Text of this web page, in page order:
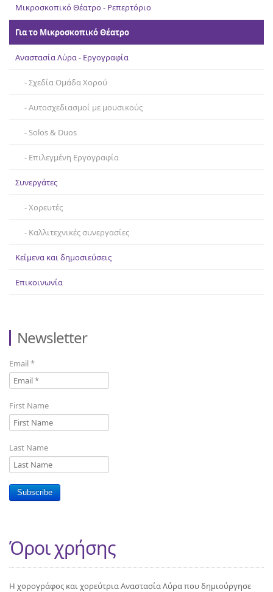
Μικροσκοπικό Θέατρο - Ρεπερτόριο
Για το Μικροσκοπικό Θέατρο
Αναστασία Λύρα - Εργογραφία
Σχεδία Ομάδα Χορού
Αυτοσχεδιασμοί με μουσικούς
Solos & Duos
Επιλεγμένη Εργογραφία
Συνεργάτες
Χορευτές
Καλλιτεχνικές συνεργασίες
Κείμενα και δημοσιεύσεις
Επικοινωνία
Newsletter
Email*
First Name
Last Name
Subscribe
Όροι χρήσης
H χορογράφος και χορεύτρια Αναστασία Λύρα που δημιούργησε